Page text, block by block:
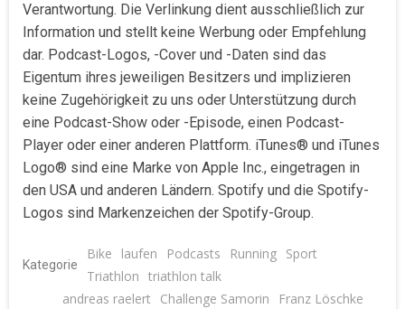
Verantwortung. Die Verlinkung dient ausschließlich zur
Information und stellt keine Werbung oder Empfehlung
dar. Podcast-Logos, -Cover und -Daten sind das
Eigentum ihres jeweiligen Besitzers und implizieren
keine Zugehörigkeit zu uns oder Unterstützung durch
eine Podcast-Show oder -Episode, einen Podcast-
Player oder einer anderen Plattform. iTunes® und iTunes
Logo® sind eine Marke von Apple Inc., eingetragen in
den USA und anderen Ländern. Spotify und die Spotify-
Logos sind Markenzeichen der Spotify-Group.
Kategorie
Bike laufen Podcasts Running Sport
Triathlon triathlon talk
andreas raelert Challenge Samorin
Franz Löschke